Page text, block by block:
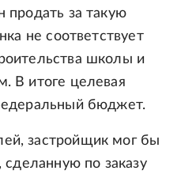
продать за такую
не соответствует
школы и
В итоге целевая
бюджет.
застройщик мог бы
сделанную по заказу